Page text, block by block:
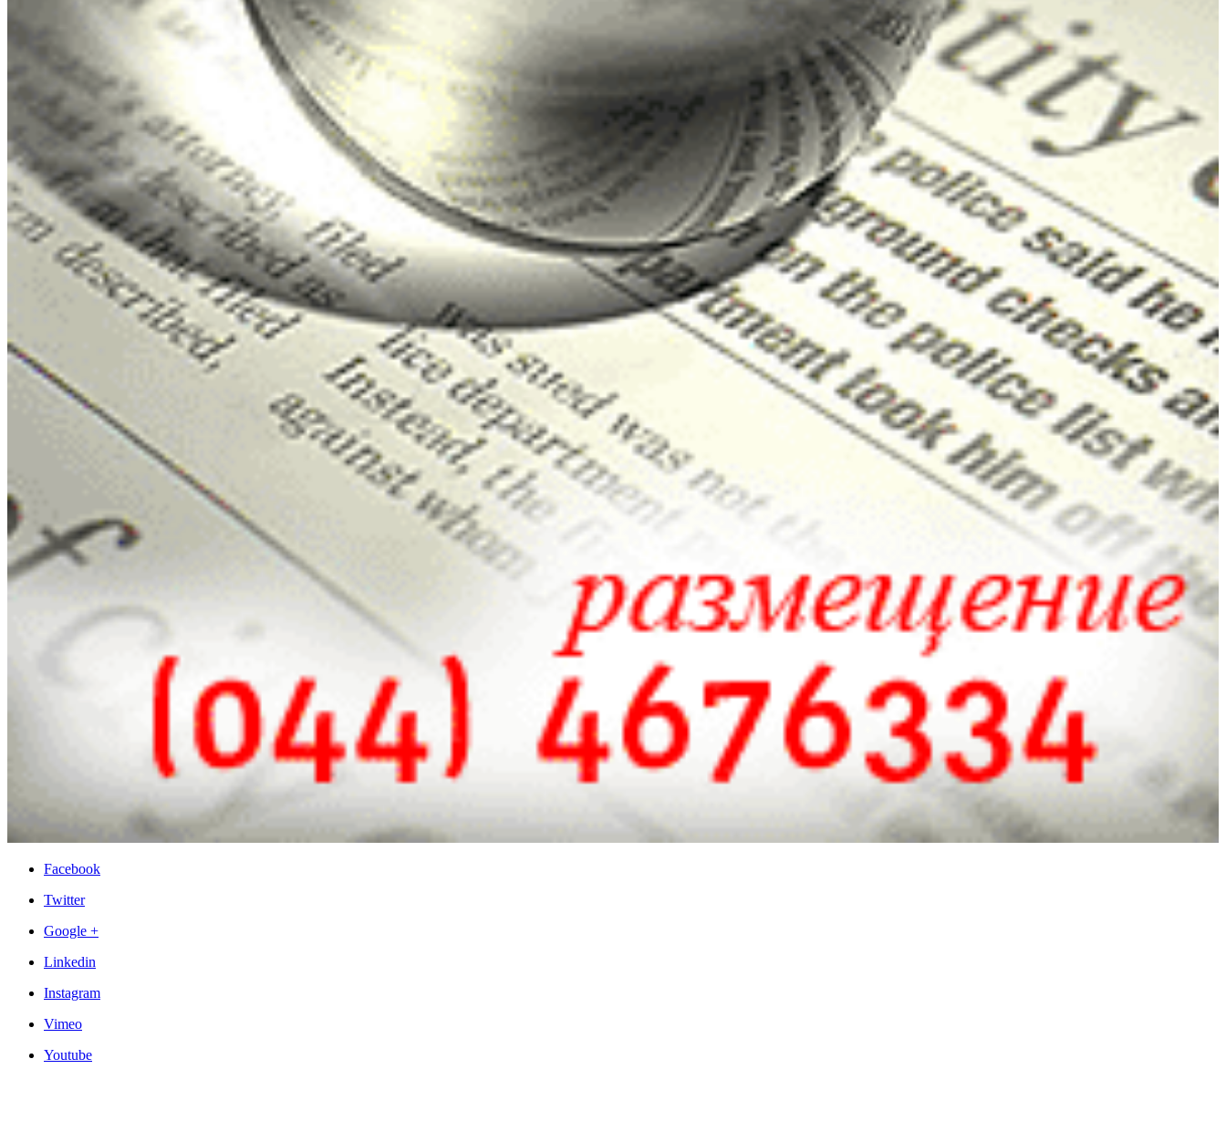
Facebook
Twitter
Google +
Linkedin
Instagram
Vimeo
Youtube